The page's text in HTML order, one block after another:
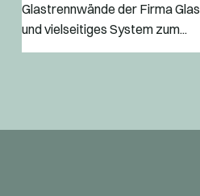
Glastrennwände der Firma
und vielseitiges System zum...